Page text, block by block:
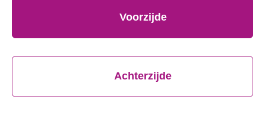
Voorzijde
Achterzijde